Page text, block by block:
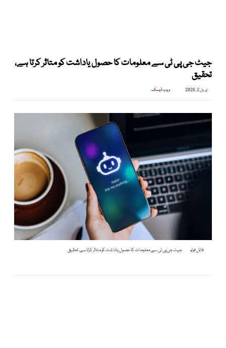
جیٹ جی پی ٹی سے معلومات کا حصول یاداشت کو متاثر کرتا ہے،
تحقیق
اپریل 3, 2026 ویب ڈیسک
فائل فوٹو جیٹ جی پی ٹی سے معلومات کا حصول یاداشت کو متاثر کرتا ہے، تحقیق